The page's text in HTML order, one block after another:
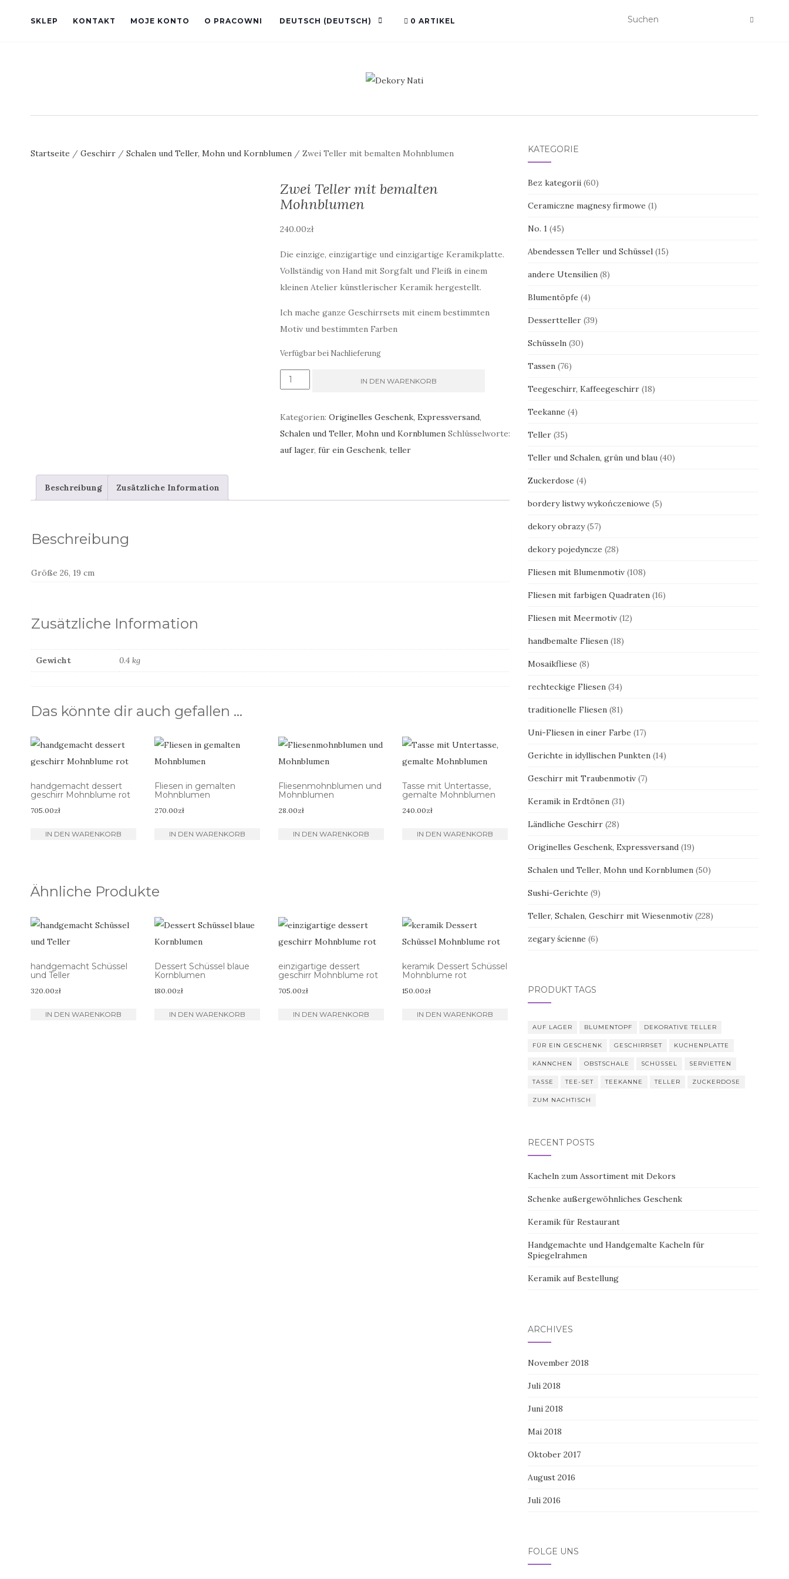
SKLEP KONTAKT MOJE KONTO O PRACOWNI DEUTSCH (DEUTSCH) 0 ARTIKEL
Startseite / Geschirr / Schalen und Teller, Mohn und Kornblumen / Zwei Teller mit bemalten Mohnblumen
Zwei Teller mit bemalten
Mohnblumen
240.00zł
Die einzige, einzigartige und einzigartige Keramikplatte.
Vollständig von Hand mit Sorgfalt und Fleiß in einem
kleinen Atelier künstlerischer Keramik hergestellt.
Ich mache ganze Geschirrsets mit einem bestimmten
Motiv und bestimmten Farben
Verfügbar bei Nachlieferung
Zwei
IN DEN WARENKORB
Kategorien: Originelles Geschenk, Expressversand,
Schalen und Teller, Mohn und Kornblumen Schlüsselworte:
auf lager, für ein Geschenk, teller
Beschreibung Zusätzliche Information
Beschreibung
Größe 26, 19 cm
Zusätzliche Information
Gewicht 0.4 kg
Das könnte dir auch gefallen …
handgemacht dessert
geschirr Mohnblume rot
705.00zł
IN DEN WARENKORB
Fliesen in gemalten
Mohnblumen
270.00zł
IN DEN WARENKORB
Fliesenmohnblumen und
Mohnblumen
28.00zł
IN DEN WARENKORB
Tasse mit Untertasse,
gemalte Mohnblumen
240.00zł
IN DEN WARENKORB
Ähnliche Produkte
handgemacht Schüssel
und Teller
320.00zł
IN DEN WARENKORB
Dessert Schüssel blaue
Kornblumen
180.00zł
IN DEN WARENKORB
einzigartige dessert
geschirr Mohnblume rot
705.00zł
IN DEN WARENKORB
keramik Dessert Schüssel
Mohnblume rot
150.00zł
IN DEN WARENKORB
KATEGORIE
Bez kategorii (60)
Ceramiczne magnesy firmowe (1)
No. 1 (45)
Abendessen Teller und Schüssel (15)
andere Utensilien (8)
Blumentöpfe (4)
Dessertteller (39)
Schüsseln (30)
Tassen (76)
Teegeschirr, Kaffeegeschirr (18)
Teekanne (4)
Teller (35)
Teller und Schalen, grün und blau (40)
Zuckerdose (4)
bordery listwy wykończeniowe (5)
dekory obrazy (57)
dekory pojedyncze (28)
Fliesen mit Blumenmotiv (108)
Fliesen mit farbigen Quadraten (16)
Fliesen mit Meermotiv (12)
handbemalte Fliesen (18)
Mosaikfliese (8)
rechteckige Fliesen (34)
traditionelle Fliesen (81)
Uni-Fliesen in einer Farbe (17)
Gerichte in idyllischen Punkten (14)
Geschirr mit Traubenmotiv (7)
Keramik in Erdtönen (31)
Ländliche Geschirr (28)
Originelles Geschenk, Expressversand (19)
Schalen und Teller, Mohn und Kornblumen (50)
Sushi-Gerichte (9)
Teller, Schalen, Geschirr mit Wiesenmotiv (228)
zegary ścienne (6)
PRODUKT TAGS
AUF LAGER BLUMENTOPF DEKORATIVE TELLER
FÜR EIN GESCHENK GESCHIRRSET KUCHENPLATTE
KÄNNCHEN OBSTSCHALE SCHÜSSEL SERVIETTEN
TASSE TEE-SET TEEKANNE TELLER ZUCKERDOSE
ZUM NACHTISCH
RECENT POSTS
Kacheln zum Assortiment mit Dekors
Schenke außergewöhnliches Geschenk
Keramik für Restaurant
Handgemachte und Handgemalte Kacheln für
Spiegelrahmen
Keramik auf Bestellung
ARCHIVES
November 2018
Juli 2018
Juni 2018
Mai 2018
Oktober 2017
August 2016
Juli 2016
FOLGE UNS